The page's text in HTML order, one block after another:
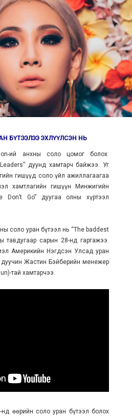
БҮТЭЭЛЭЭ ЭХЛҮҮЛСЭН НЬ
ий анхны соло цомог болох
дуунд хамтарч байжээ. Уг
гишүүд соло үйл ажиллагаагаа
хамтлагийн гишүүн Минжигийн
Don’t Go” дуугаа олны хүртээл
соло уран бүтээл нь “The baddest
тавдугаар сарын 28-нд гаргажээ.
Америкийн Нэгдсэн Улсад уран
дуучин Жастин Бэйберийн менежер
тай хамтарчээ.
өөрийн соло уран бүтээл болох